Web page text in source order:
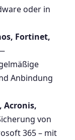
oder in
Fortinet,
Anbindung
Acronis,
von
365 – mit